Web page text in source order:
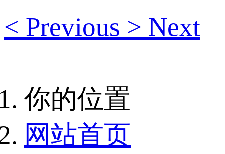
< Previous > Next
你的位置
网站首页